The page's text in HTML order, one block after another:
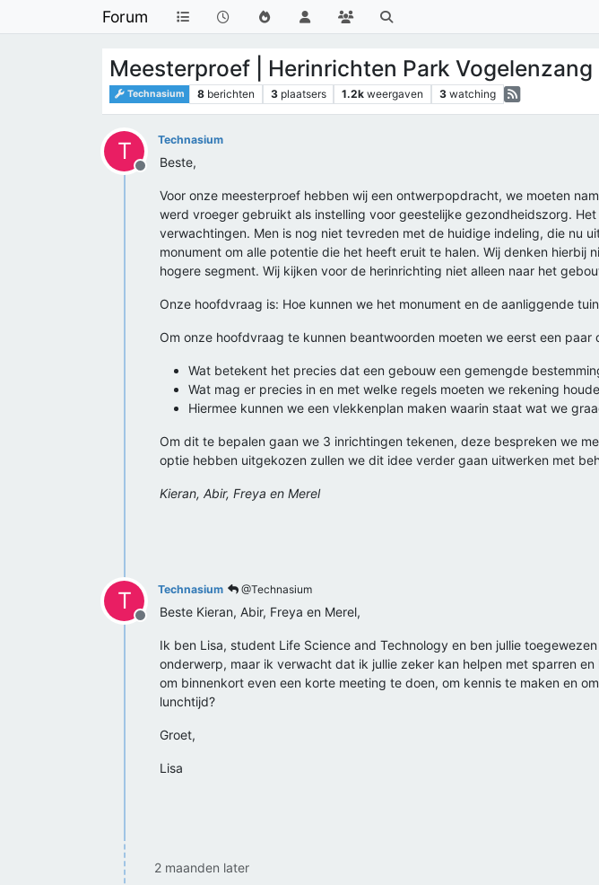
Forum
Meesterproef | Herinrichten Park Vogelenzang
Technasium 8 berichten 3 plaatsers 1.2k weergaven 3 watching
T
Offline
Technasium
Beste,
Voor onze meesterproef hebben wij een ontwerpopdracht, we moeten
werd vroeger gebruikt als instelling voor geestelijke gezondheidszorg.
verwachtingen. Men is nog niet tevreden met de huidige indeling, die nu
monument om alle potentie die het heeft eruit te halen. Wij denken
hogere segment. Wij kijken voor de herinrichting niet alleen naar het
Onze hoofdvraag is: Hoe kunnen we het monument en de aanliggende
Om onze hoofdvraag te kunnen beantwoorden moeten we eerst een paar
Wat betekent het precies dat een gebouw een gemengde
Wat mag er precies in en met welke regels moeten we rekening
Hiermee kunnen we een vlekkenplan maken waarin staat wat we
Om dit te bepalen gaan we 3 inrichtingen tekenen, deze bespreken we
optie hebben uitgekozen zullen we dit idee verder gaan uitwerken met
Kieran, Abir, Freya en Merel
T
Offline
Technasium @Technasium
Beste Kieran, Abir, Freya en Merel,
Ik ben Lisa, student Life Science and Technology en ben jullie
onderwerp, maar ik verwacht dat ik jullie zeker kan helpen met sparren
om binnenkort even een korte meeting te doen, om kennis te maken en
lunchtijd?
Groet,
Lisa
2 maanden later